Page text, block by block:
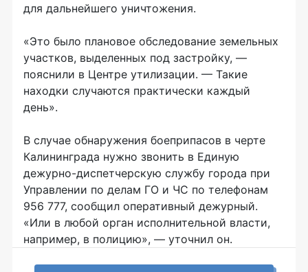
для дальнейшего уничтожения.
«Это было плановое обследование земельных
участков, выделенных под застройку, —
пояснили в Центре утилизации. — Такие
находки случаются практически каждый
день».
В случае обнаружения боеприпасов в черте
Калининграда нужно звонить в Единую
дежурно-диспетчерскую службу города при
Управлении по делам ГО и ЧС по телефонам
956 777, сообщил оперативный дежурный.
«Или в любой орган исполнительной власти,
например, в полицию», — уточнил он.